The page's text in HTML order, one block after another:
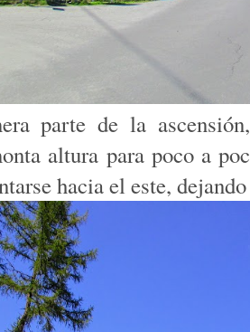
parte de la
altura para poco a
hacia el este,